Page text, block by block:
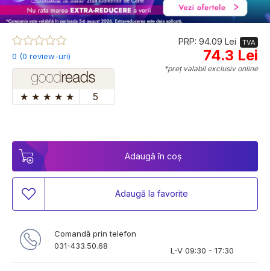
0 (0 review-uri)
★ ★ ★ ★ ★ 5
PRP: 94.09 Lei TVA
74.3 Lei
*preț valabil exclusiv online
Adaugă în coș
Adaugă la favorite
Comandă prin telefon
031-433.50.68
L-V 09:30 - 17:30